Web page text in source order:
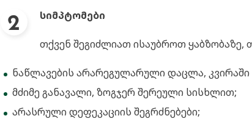
სიმპტომები
თქვენ შეგიძლიათ ისაუბროთ ყაბზობაზე,
ნაწლავების არარეგულარული დაცლა,
მძიმე განავალი, ზოგჯერ შერეული სისხლით;
არასრული დეფეკაციის შეგრძნებები;